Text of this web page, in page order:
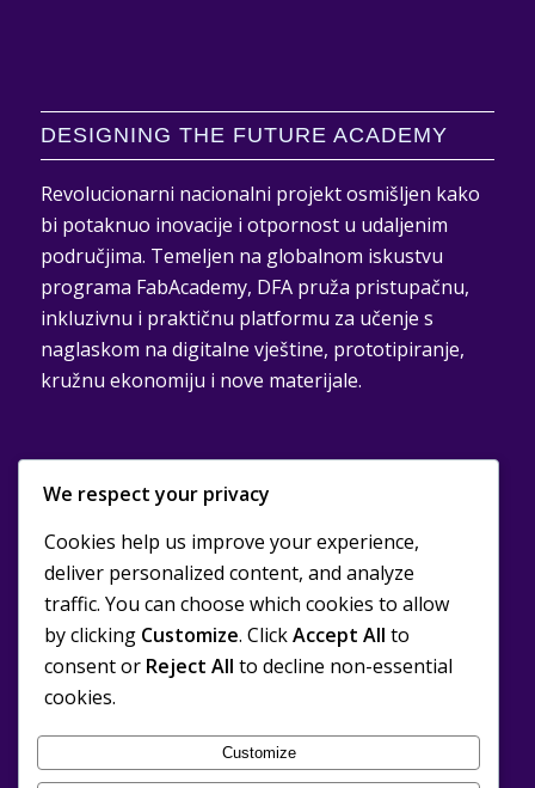
DESIGNING THE FUTURE ACADEMY
Revolucionarni nacionalni projekt osmišljen kako
bi potaknuo inovacije i otpornost u udaljenim
područjima. Temeljen na globalnom iskustvu
programa FabAcademy, DFA pruža pristupačnu,
inkluzivnu i praktičnu platformu za učenje s
naglaskom na digitalne vještine, prototipiranje,
kružnu ekonomiju i nove materijale.
DRUŠTVENO ODGOVORNI KARAKTER
Pozivamo sve zainteresirane dionike iz realnog
sektora, koji u ovom programu prepoznaju
društvenu vrijednost i dugoročni utjecaj na
zajednice, da se pridruže i podrže naše napore u
izgradnji inkluzivnog i inovacijskog obrazovnog
ekosustava.
We respect your privacy
Cookies help us improve your experience,
deliver personalized content, and analyze
traffic. You can choose which cookies to allow
by clicking Customize. ClickAccept All to
consent or Reject All to decline non-essential
cookies.
Customize